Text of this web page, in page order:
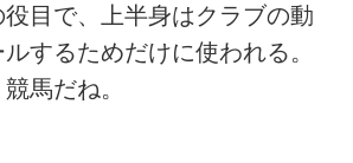
目で、上半身はクラブの動
するためだけに使われる。
馬だね。